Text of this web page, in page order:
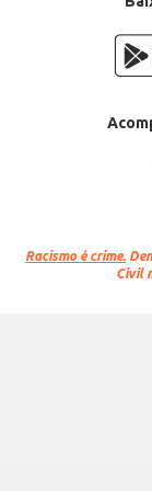
Racismo é crime.
Civil